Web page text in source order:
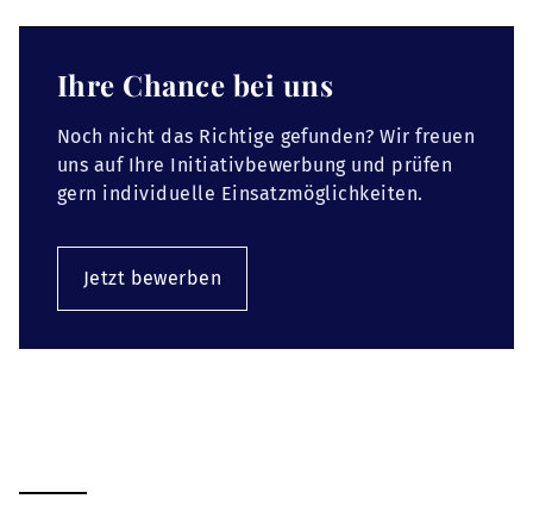
Ihre Chance bei uns
Noch nicht das Richtige gefunden? Wir freuen
uns auf Ihre Initiativbewerbung und prüfen
gern individuelle Einsatzmöglichkeiten.
Jetzt bewerben